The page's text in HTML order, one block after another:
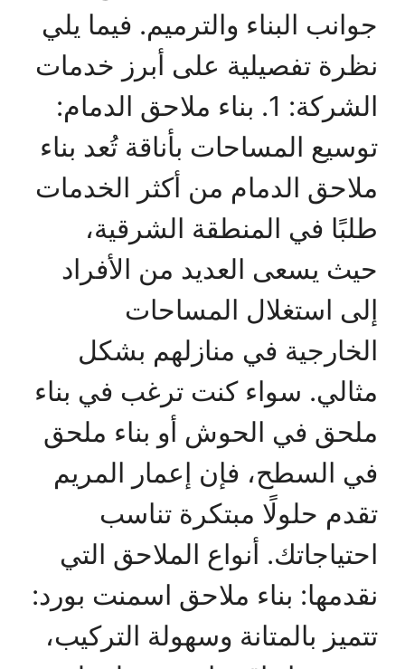
جوانب البناء والترميم. فيما يلي
نظرة تفصيلية على أبرز خدمات
الشركة: 1. بناء ملاحق الدمام:
توسيع المساحات بأناقة تُعد بناء
ملاحق الدمام من أكثر الخدمات
طلبًا في المنطقة الشرقية،
حيث يسعى العديد من الأفراد
إلى استغلال المساحات
الخارجية في منازلهم بشكل
مثالي. سواء كنت ترغب في بناء
ملحق في الحوش أو بناء ملحق
في السطح، فإن إعمار المريم
تقدم حلولًا مبتكرة تناسب
احتياجاتك. أنواع الملاحق التي
نقدمها: بناء ملاحق اسمنت بورد:
تتميز بالمتانة وسهولة التركيب،